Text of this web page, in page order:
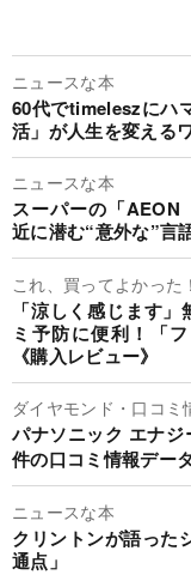
ニュースな本
60代でtimeleszにハ
活」が人生を変える
ニュースな本
スーパーの「AEON
近に潜む“意外な”言
これ、買ってよかった！
「涼しく感じます
ミ予防に便利！「
《購入レビュー》
ダイヤモンド・口コミ
パナソニック エナ
件の口コミ情報データ
ニュースな本
クリントンが語った
通点」